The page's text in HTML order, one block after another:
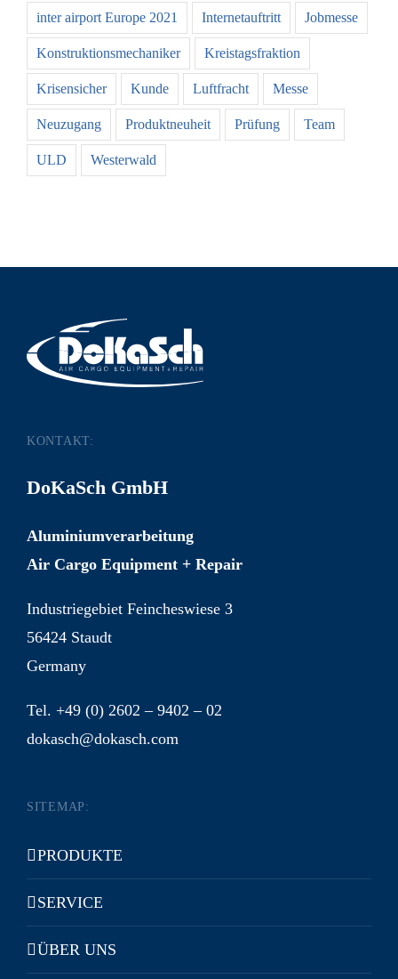
inter airport Europe 2021 Internetauftritt Jobmesse
Konstruktionsmechaniker Kreistagsfraktion
Krisensicher Kunde Luftfracht Messe
Neuzugang Produktneuheit Prüfung Team
ULD Westerwald
KONTAKT:
DoKaSch GmbH
Aluminiumverarbeitung
Air Cargo Equipment + Repair
Industriegebiet Feincheswiese 3
56424 Staudt
Germany
Tel. +49 (0) 2602 – 9402 – 02
dokasch@dokasch.com
SITEMAP:
PRODUKTE
SERVICE
ÜBER UNS